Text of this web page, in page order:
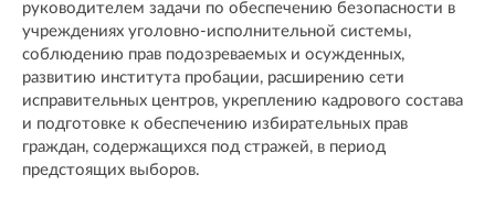
руководителем задачи по обеспечению безопасности в
учреждениях уголовно-исполнительной системы,
соблюдению прав подозреваемых и осужденных,
развитию института пробации, расширению сети
исправительных центров, укреплению кадрового состава
и подготовке к обеспечению избирательных прав
граждан, содержащихся под стражей, в период
предстоящих выборов.